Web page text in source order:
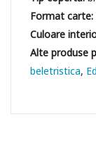
Format carte:
Culoare
beletristica